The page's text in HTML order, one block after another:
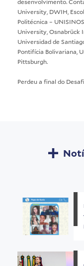
desenvolvimento.
University, DWIH,
Politécnica –
University, Osnabrück
Universidad de
Pontifícia Bolivariana,
Pittsburgh.
Perdeu a final do